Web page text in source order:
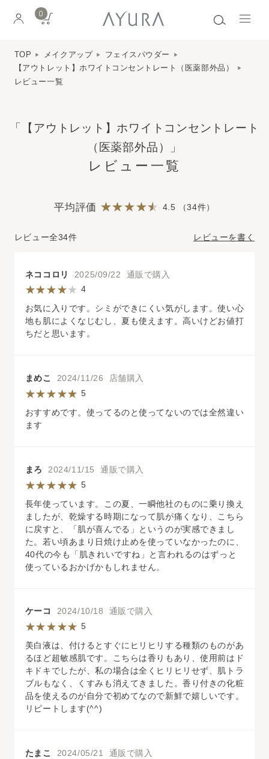
0
TOP メイクアップ
フェイスパウダー
【アウトレット】ホワイトコンセントレート（医薬部外品）
レビュー一覧
「【アウトレット】ホワイトコンセントレート
（医薬部外品）」
レビュー一覧
平均評価 4.5 （34件）
レビュー全34件 レビューを書く
ネココロリ 2025/09/22 通販で購入
4
お気に入りです。シミができにくい気がします。使い心
地も肌によくなじむし、夏も使えます。高いけどお値打
ちだと思います。
まめこ 2024/11/26 店舗購入
5
おすすめです。使ってるのと使ってないのでは全然違い
ます
まろ 2024/11/15 通販で購入
5
長年使っています。この夏、一瞬他社のものに乗り換え
ましたが、乾燥する時期になって肌が痛くなり、こちら
に戻すと、「肌が喜んでる」というのが実感できまし
た。若い頃あまり日焼け止めを使っていなかったのに、
40代の今も「肌きれいですね」と言われるのはずっと
使っているおかげかもしれません。
ケーコ 2024/10/18 通販で購入
5
美白液は、付けるとすぐにヒリヒリする種類のものがあ
るほど超敏感肌です。こちらは香りもあり、使用前はド
キドキでしたが、私の場合は全くヒリヒリせず、肌トラ
ブルもなく、くすみも消えてきました。香り付きの化粧
品を使えるのが自分で初めてなので新鮮で嬉しいです。
リピートします(^^)
たまこ 2024/05/21 通販で購入